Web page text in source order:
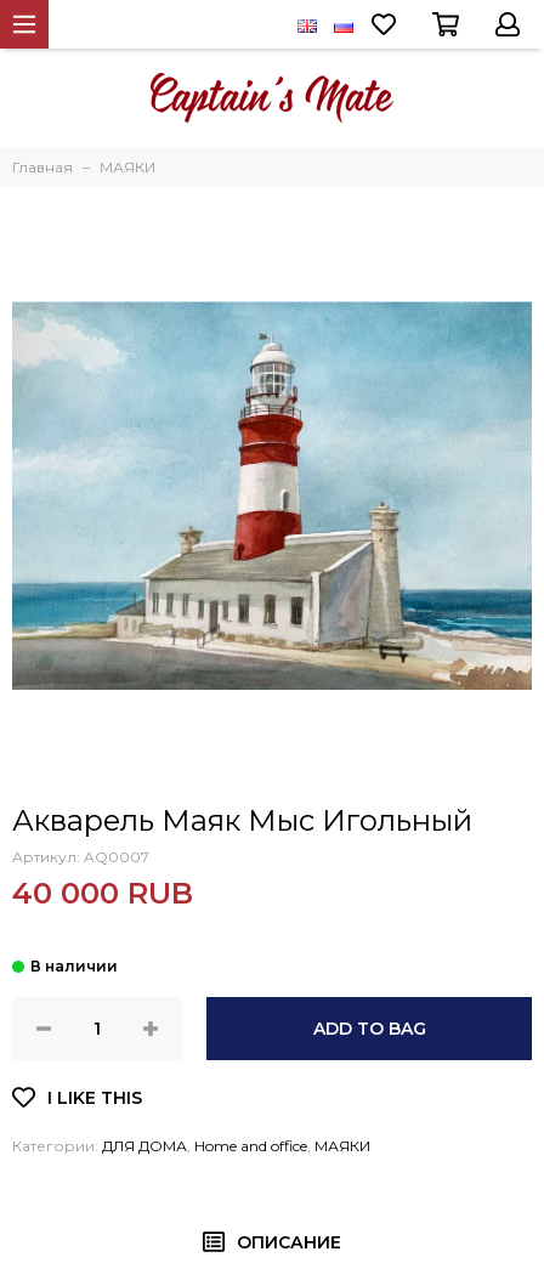
Главная МАЯКИ
Акварель Маяк Мыс Игольный
Артикул: AQ0007
40 000 RUB
ADD TO BAG
Категории: ДЛЯ ДОМА Home and office МАЯКИ
ОПИСАНИЕ